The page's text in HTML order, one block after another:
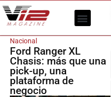
Nacional
Ford Ranger XL
Chasis: más que una
pick-up, una
plataforma de
negocio